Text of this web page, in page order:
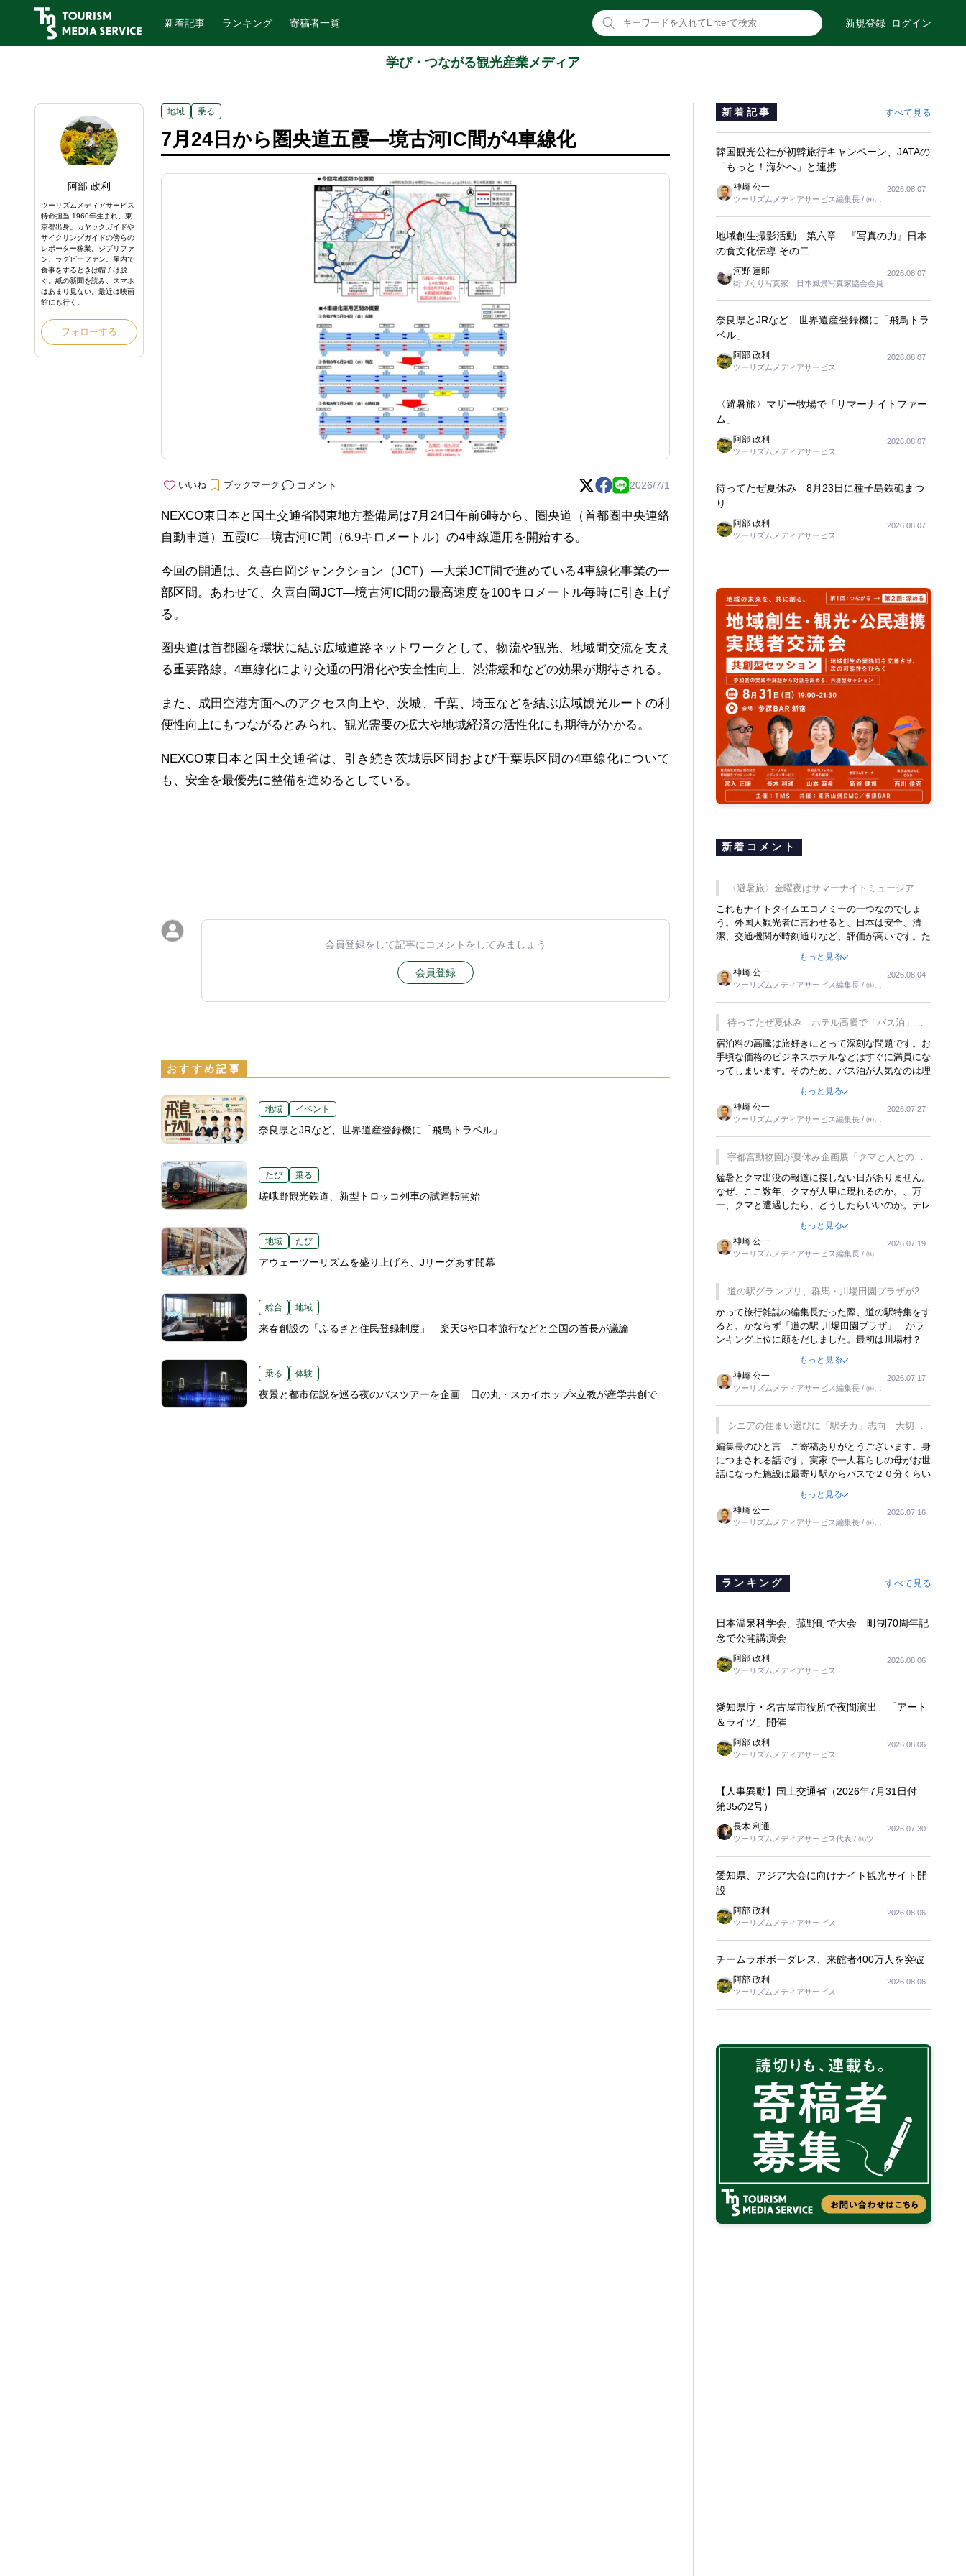
新着記事 ランキング 寄稿者一覧 新規登録 ログイン
学び・つながる観光産業メディア
阿部 政利
ツーリズムメディアサービス
特命担当 1960年生まれ、東
京都出身。カヤックガイドや
サイクリングガイドの傍らの
レポーター稼業。ジブリファ
ン、ラグビーファン。屋内で
食事をするときは帽子は脱
ぐ。紙の新聞を読み、スマホ
はあまり見ない。最近は映画
館にも行く。
フォローする
地域 乗る
7月24日から圏央道五霞―境古河IC間が4車線化
いいね ブックマーク コメント 2026/7/1
NEXCO東日本と国土交通省関東地方整備局は7月24日午前6時から、圏央道（首都圏中央連絡
自動車道）五霞IC―境古河IC間（6.9キロメートル）の4車線運用を開始する。
今回の開通は、久喜白岡ジャンクション（JCT）―大栄JCT間で進めている4車線化事業の一
部区間。あわせて、久喜白岡JCT―境古河IC間の最高速度を100キロメートル毎時に引き上げ
る。
圏央道は首都圏を環状に結ぶ広域道路ネットワークとして、物流や観光、地域間交流を支え
る重要路線。4車線化により交通の円滑化や安全性向上、渋滞緩和などの効果が期待される。
また、成田空港方面へのアクセス向上や、茨城、千葉、埼玉などを結ぶ広域観光ルートの利
便性向上にもつながるとみられ、観光需要の拡大や地域経済の活性化にも期待がかかる。
NEXCO東日本と国土交通省は、引き続き茨城県区間および千葉県区間の4車線化について
も、安全を最優先に整備を進めるとしている。
会員登録をして記事にコメントをしてみましょう
会員登録
おすすめ記事
地域 イベント
奈良県とJRなど、世界遺産登録機に「飛鳥トラベル」
たび 乗る
嵯峨野観光鉄道、新型トロッコ列車の試運転開始
地域 たび
アウェーツーリズムを盛り上げろ、Jリーグあす開幕
総合 地域
来春創設の「ふるさと住民登録制度」 楽天Gや日本旅行などと全国の首長が議論
乗る 体験
夜景と都市伝説を巡る夜のバスツアーを企画 日の丸・スカイホップ×立教が産学共創で
新着記事 すべて見る
韓国観光公社が初韓旅行キャンペーン、JATAの
「もっと！海外へ」と連携
神崎 公一
ツーリズムメディアサービス編集長 / ㈱ツ
2026.08.07
地域創生撮影活動 第六章 『写真の力』日本
の食文化伝導 その二
河野 達郎
街づくり写真家 日本風景写真家協会会員
2026.08.07
奈良県とJRなど、世界遺産登録機に「飛鳥トラ
ベル」
阿部 政利
ツーリズムメディアサービス
2026.08.07
〈避暑旅〉マザー牧場で「サマーナイトファー
ム」
阿部 政利
ツーリズムメディアサービス
2026.08.07
待ってたぜ夏休み 8月23日に種子島鉄砲まつ
り
阿部 政利
ツーリズムメディアサービス
2026.08.07
新着コメント
〈避暑旅〉金曜夜はサマーナイトミュージア
ム、都立6施設で
これもナイトタイムエコノミーの一つなのでしょ
う。外国人観光者に言わせると、日本は安全、清
潔、交通機関が時刻通りなど、評価が高いです。た
す。そのような意味で、金曜夜にこのようなイベン
トが行われれば、日本人に限らず外国人にとっても
楽しみが増えるでしょうね。
もっと見る
神崎 公一
ツーリズムメディアサービス編集長 / ㈱ツ
2026.08.04
待ってたぜ夏休み ホテル高騰で「バス泊」人
気
宿泊料の高騰は旅好きにとって深刻な問題です。お
手頃な価格のビジネスホテルなどはすぐに満員にな
ってしまいます。そのため、バス泊が人気なのは理
行をした時は、移動はグレイハウンドバスでした。
夕方から夜の便を利用してホテル代を浮かせていま
した。ただし、若いからできたことです。若い人が
夜行バスで京都に行った、青森に行ったと聞くと、
疲れが残らないのかなと思ってしまいます。
もっと見る
神崎 公一
ツーリズムメディアサービス編集長 / ㈱ツ
2026.07.27
宇都宮動物園が夏休み企画展「クマと人との距
離」を7月20日から開催
猛暑とクマ出没の報道に接しない日がありません。
なぜ、ここ数年、クマが人里に現れるのか。、万
一、クマと遭遇したら、どうしたらいいのか。テレ
るなんてことは、冗談でもいえません。そんな中
で、この企画展はタイムリーですね。
もっと見る
神崎 公一
ツーリズムメディアサービス編集長 / ㈱ツ
2026.07.19
道の駅グランプリ、群馬・川場田園プラザが2連
覇
かって旅行雑誌の編集長だった際、道の駅特集をす
ると、かならず「道の駅 川場田園プラザ」 がラ
ンキング上位に顔をだしました。最初は川場村？
れ永井 彰一社長にインタビューしたら、興味深い
話が次々が飛び出しました。プレゼンも巧みで、今
でも思い出すことが２つあります。一つは、従業員
に東京ディズニーランドを見学させ、サービス業、
接客業の何かを理解してもらっていることです。
もう一つは1800円もするプレミアムヨーグルトを
販売するにあたり、社内に懸念もあったそうです。
永井社長は、駐車場に都内ナンバーの高級外車が停
まっていることに目をつけ、高級商品でも売れると
確信したそうです。今回の記事を懐かしく読みまし
もっと見る
神崎 公一
ツーリズムメディアサービス編集長 / ㈱ツ
2026.07.17
シニアの住まい選びに「駅チカ」志向 大切な
のは出かけたくなる暮らし
編集長のひと言 ご寄稿ありがとうございます。身
につまされる話です。実家で一人暮らしの母がお世
話になった施設は最寄り駅からバスで２０分くらい
りました。母の住まいから近いという理由で、その
施設を選択したのですが、私と妹にとっては、半日
仕事ででした。シニアの住まい選びは、当人だけで
はなく、世話をする家族の足の便も考えない外池な
もっと見る
神崎 公一
ツーリズムメディアサービス編集長 / ㈱ツ
2026.07.16
ランキング すべて見る
日本温泉科学会、菰野町で大会 町制70周年記
念で公開講演会
阿部 政利
ツーリズムメディアサービス
2026.08.06
愛知県庁・名古屋市役所で夜間演出 「アート
＆ライツ」開催
阿部 政利
ツーリズムメディアサービス
2026.08.06
【人事異動】国土交通省（2026年7月31日付
第35の2号）
長木 利通
ツーリズムメディアサービス代表 / ㈱ツー
2026.07.30
愛知県、アジア大会に向けナイト観光サイト開
設
阿部 政利
ツーリズムメディアサービス
2026.08.06
チームラボボーダレス、来館者400万人を突破
阿部 政利
ツーリズムメディアサービス
2026.08.06